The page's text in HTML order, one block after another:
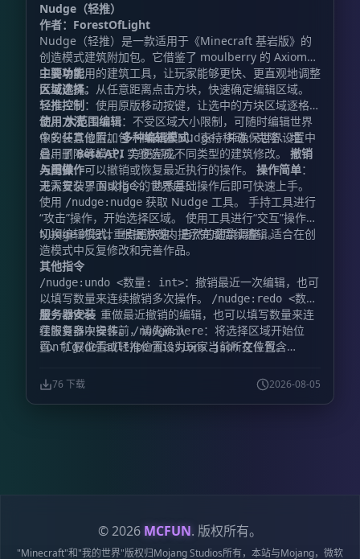
Nudge（轻推）
作者：ForestOfLight
Nudge（轻推）是一款适用于《Minecraft 基岩版》的
创造模式建筑附加包。它借鉴了 moulberry 的 Axiom
中简单实用的建筑工具，让玩家能够更快、更直观地调整
大型建筑。
主要功能
区域选择：从任意距离点击方块，快速确定编辑区域。
轻推控制：使用原版移动按键，让选中的方块区域逐格移
动。大范围编辑：不受区域大小限制，可随时编辑世界
中的任意位置。多种编辑模式：支持移动、克隆、堆
叠、删除等模式，方便完成不同类型的建筑修改。 撤销
与重做：可以撤销或恢复最近执行的操作。 操作简单：
无需复杂界面或指令，熟悉基础操作后即可快速上手。
使用方法
像安装其他附加包一样安装 Nudge，并确保世界设置中
启用了Beta API 实验选项。
入门操作
进入安装了 Nudge 的世界后：
使用 /nudge:nudge 获取 Nudge 工具。 手持工具进行
“攻击”操作，开始选择区域。 使用工具进行“交互”操作，
切换编辑模式。 根据游戏内提示完成后续编辑。
Nudge 的设计重点是快速、自然的建筑调整，适合在创
造模式中反复修改和完善作品。
其他指令
/nudge:undo <数量: int>：撤销最近一次编辑，也可
以填写数量来连续撤销多次操作。
/nudge:redo <数
量: int>：重做最近撤销的编辑，也可以填写数量来连
续恢复多次操作。/nudge:here：将选择区域开始位
置、扩展位置或轻推位置设为玩家当前所在位置。
服务器安装
在服务器中安装前，请先确认
config/default/permissions.json文件包含
加。完成后，Nudge 的服务器安装方式与其他附加包相
同。
76 下载 2026-08-05
© 2026 MCFUN. 版权所有。
"Minecraft"和"我的世界"版权归Mojang Studios所有，本站与Mojang，微软